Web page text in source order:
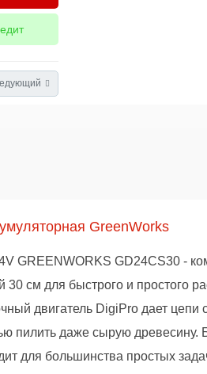
GreenWorks
GREENWORKS GD24CS30 -
см для быстрого и простого
двигатель DigiPro дает цепи
пилить даже сырую древесину.
для большинства простых